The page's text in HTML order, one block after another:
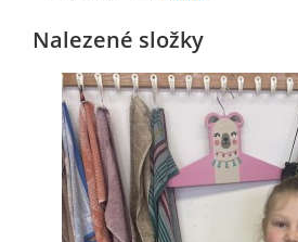
Nalezené složky